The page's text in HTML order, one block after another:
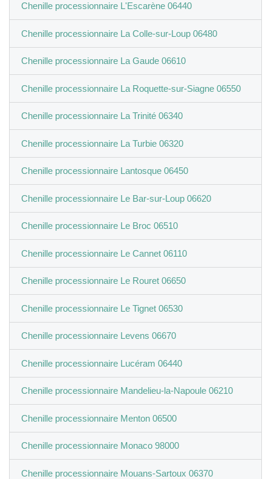
Chenille processionnaire L'Escarène 06440
Chenille processionnaire La Colle-sur-Loup 06480
Chenille processionnaire La Gaude 06610
Chenille processionnaire La Roquette-sur-Siagne 06550
Chenille processionnaire La Trinité 06340
Chenille processionnaire La Turbie 06320
Chenille processionnaire Lantosque 06450
Chenille processionnaire Le Bar-sur-Loup 06620
Chenille processionnaire Le Broc 06510
Chenille processionnaire Le Cannet 06110
Chenille processionnaire Le Rouret 06650
Chenille processionnaire Le Tignet 06530
Chenille processionnaire Levens 06670
Chenille processionnaire Lucéram 06440
Chenille processionnaire Mandelieu-la-Napoule 06210
Chenille processionnaire Menton 06500
Chenille processionnaire Monaco 98000
Chenille processionnaire Mouans-Sartoux 06370